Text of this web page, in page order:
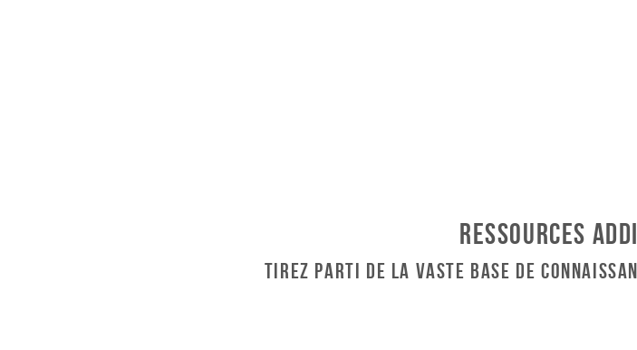
Ressources
Tirez parti de la vaste base de